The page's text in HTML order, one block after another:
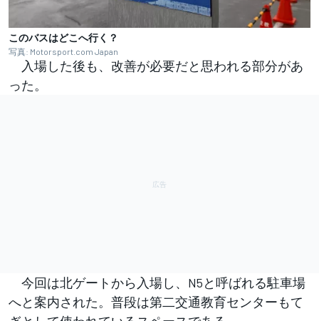
このバスはどこへ行く？
写真: Motorsport.com Japan
入場した後も、改善が必要だと思われる部分があ
った。
今回は北ゲートから入場し、N5と呼ばれる駐車場
へと案内された。普段は第二交通教育センターもて